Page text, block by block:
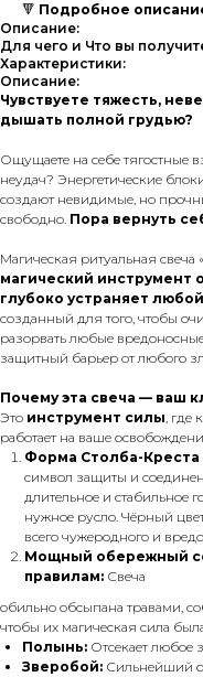
🔻 Подробное
Описание:
Для чего и Что вы
Характеристики:
Описание:
Чувствуете тяжесть,
дышать полной грудью?
Ощущаете на себе тягостные
неудач? Энергетические
создают невидимые, но
свободно. Пора вернуть
Магическая ритуальная свеча
магический инструмент
глубоко устраняет
созданный для того, чтобы
разорвать любые
защитный барьер от любого
Почему эта свеча — ваш
Это инструмент силы, где
работает на ваше
Форма Столба-
символ защиты и
длительное и стабильное
нужное русло. Чёрный
всего чужеродного и
Мощный обережный
правилам: Свеча
обильно обсыпана травами,
чтобы их магическая сила
Полынь: Отсекает любое
Зверобой: Сильнейший